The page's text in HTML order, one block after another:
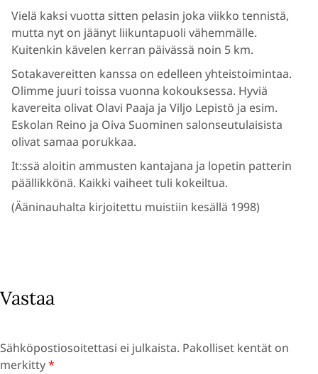
Vielä kaksi vuotta sitten pelasin joka viikko tennistä,
mutta nyt on jäänyt liikuntapuoli vähemmälle.
Kuitenkin kävelen kerran päivässä noin 5 km.
Sotakavereitten kanssa on edelleen yhteistoimintaa.
Olimme juuri toissa vuonna kokouksessa. Hyviä
kavereita olivat Olavi Paaja ja Viljo Lepistö ja esim.
Eskolan Reino ja Oiva Suominen salonseutulaisista
olivat samaa porukkaa.
It:ssä aloitin ammusten kantajana ja lopetin patterin
päällikkönä. Kaikki vaiheet tuli kokeiltua.
(Ääninauhalta kirjoitettu muistiin kesällä 1998)
Vastaa
Sähköpostiosoitettasi ei julkaista. Pakolliset kentät on
merkitty*